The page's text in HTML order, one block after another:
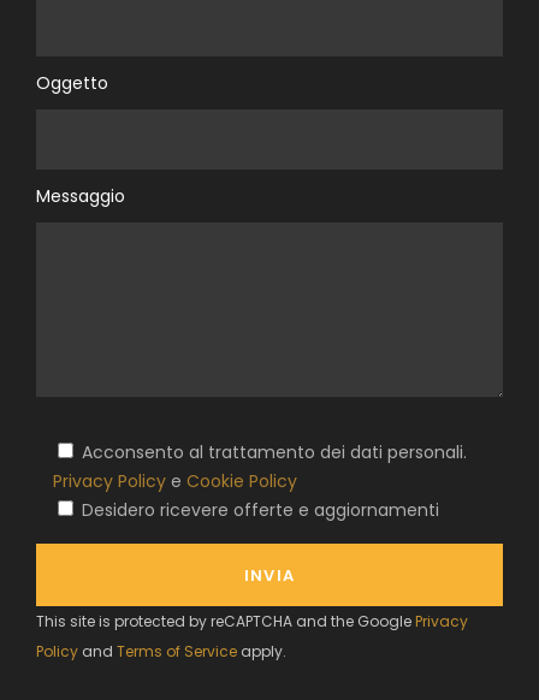
Oggetto
Messaggio
Acconsento al trattamento dei dati personali.
Privacy Policy e Cookie Policy
Desidero ricevere offerte e aggiornamenti
This site is protected by reCAPTCHA and the Google Privacy
Policy and Terms of Service apply.